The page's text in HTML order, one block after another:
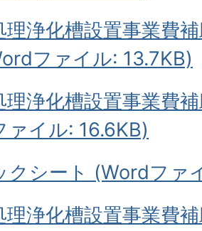
理浄化槽設置事業費
ファイル: 13.7KB)
理浄化槽設置事業費
ァイル: 16.6KB)
クシート (Wordファ
理浄化槽設置事業費